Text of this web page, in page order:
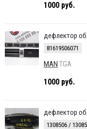
1000 руб.
дефлектор
81619506071
MAN TGA
1000 руб.
дефлектор
1308506 /